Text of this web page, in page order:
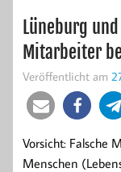
Lüneburg
Mitarbeiter
Veröffentlicht am
Vorsicht: Falsche
Menschen